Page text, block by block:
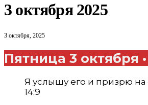
3 октября 2025
3 октября, 2025
Пятница 3 октября
Я услышу его и призрю на
14:9